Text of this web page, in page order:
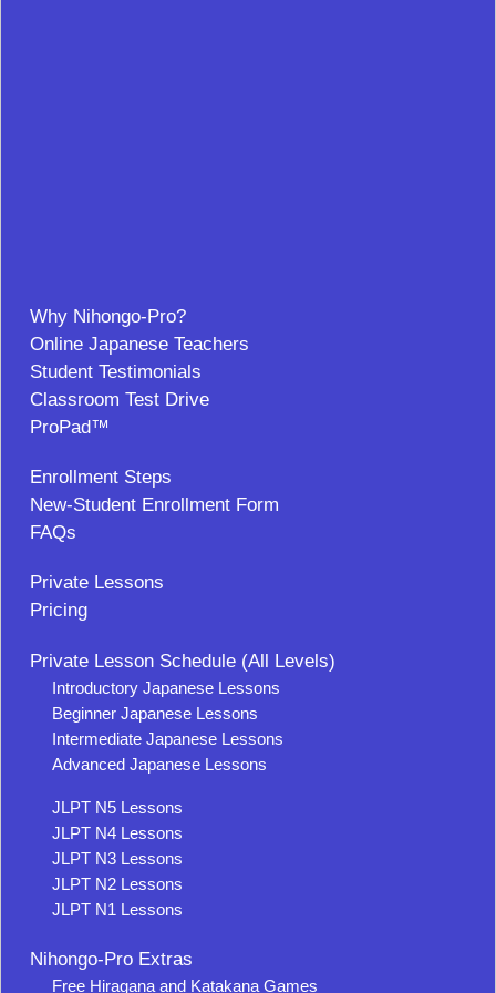
Why Nihongo-Pro?
Online Japanese Teachers
Student Testimonials
Classroom Test Drive
ProPad™
Enrollment Steps
New-Student Enrollment Form
FAQs
Private Lessons
Pricing
Private Lesson Schedule (All Levels)
Introductory Japanese Lessons
Beginner Japanese Lessons
Intermediate Japanese Lessons
Advanced Japanese Lessons
JLPT N5 Lessons
JLPT N4 Lessons
JLPT N3 Lessons
JLPT N2 Lessons
JLPT N1 Lessons
Nihongo-Pro Extras
Free Hiragana and Katakana Games